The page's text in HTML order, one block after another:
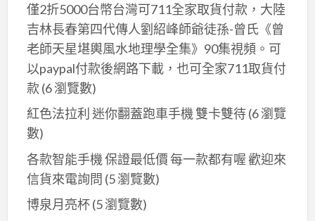
僅2折5000台幣台灣可711全家取貨付款，大陸
吉林長春第四代傳人劉紹峰師爺徒孫-曾氏《曾
老師天星堪輿風水地理學全集》90集視頻。可
以paypal付款後網路下載，也可全家711取貨付
款 (6 瀏覽數)
紅色法拉利 迷你翻蓋跑車手機 雙卡雙待(6 瀏覽
數)
各款智能手機 保證最低價 每一款都有喔 歡迎來
信貨來電詢問 (5 瀏覽數)
博泉月亮杯(5 瀏覽數)